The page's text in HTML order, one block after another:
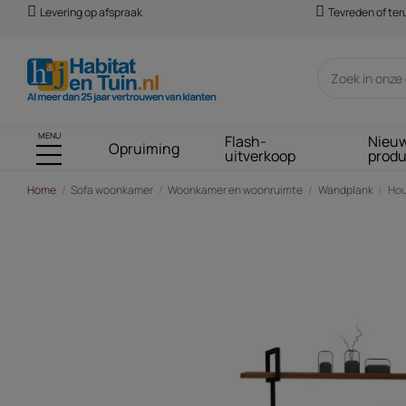
Levering op afspraak Tevreden of
MENU
Opruiming Flash-
uitverkoop
Home Sofa woonkamer Woonkamer en woonruimte Wandplank